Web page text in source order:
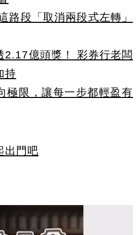
路段「取消兩段式左轉」
2.17億頭獎！ 彩券行老闆
持
極限，讓每一步都輕盈有
出門吧